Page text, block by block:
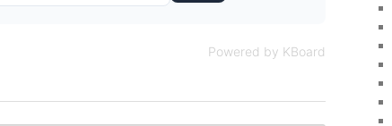
Powered by KBoard